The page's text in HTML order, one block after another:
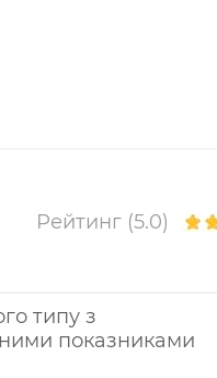
Рейтинг (5.0)
типу з
показниками